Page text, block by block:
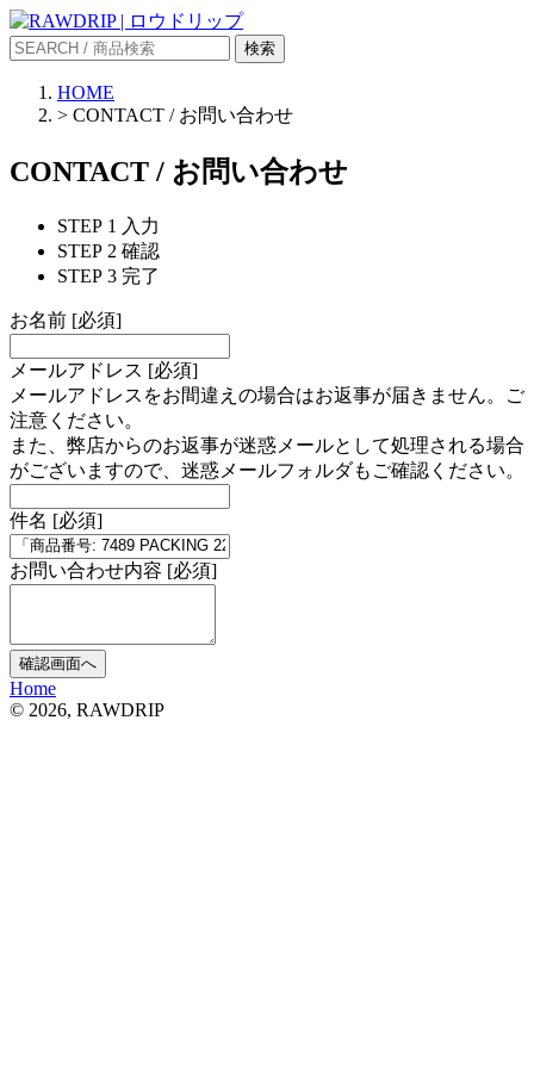
検索
HOME
> CONTACT / お問い合わせ
CONTACT / お問い合わせ
STEP 1 入力
STEP 2 確認
STEP 3 完了
お名前 [必須]
メールアドレス [必須]
メールアドレスをお間違えの場合はお返事が届きません。ご
注意ください。
また、弊店からのお返事が迷惑メールとして処理される場合
がございますので、迷惑メールフォルダもご確認ください。
件名 [必須]
お問い合わせ内容 [必須]
確認画面へ
Home
© 2026, RAWDRIP